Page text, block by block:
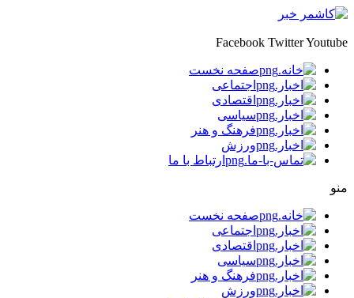
Facebook TwitterYoutube
صفحه نخست
اجتماعی
اقتصادی
سیاسی
فرهنگ و هنر
ورزش
ارتباط با ما
منو
صفحه نخست
اجتماعی
اقتصادی
سیاسی
فرهنگ و هنر
ورزش